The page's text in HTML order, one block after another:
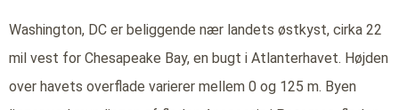
Washington, DC er beliggende nær landets østkyst, cirka 22
mil vest for Chesapeake Bay, en bugt i Atlanterhavet. Højden
over havets overflade varierer mellem 0 og 125 m. Byen